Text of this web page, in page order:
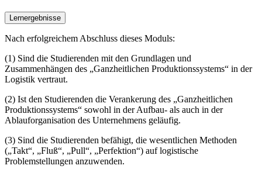
Lernergebnisse
Nach erfolgreichem Abschluss dieses Moduls:
(1) Sind die Studierenden mit den Grundlagen und
Zusammenhängen des „Ganzheitlichen Produktionssystems“ in der
Logistik vertraut.
(2) Ist den Studierenden die Verankerung des „Ganzheitlichen
Produktionssystems“ sowohl in der Aufbau- als auch in der
Ablauforganisation des Unternehmens geläufig.
(3) Sind die Studierenden befähigt, die wesentlichen Methoden
(„Takt“, „Fluß“, „Pull“, „Perfektion“) auf logistische
Problemstellungen anzuwenden.